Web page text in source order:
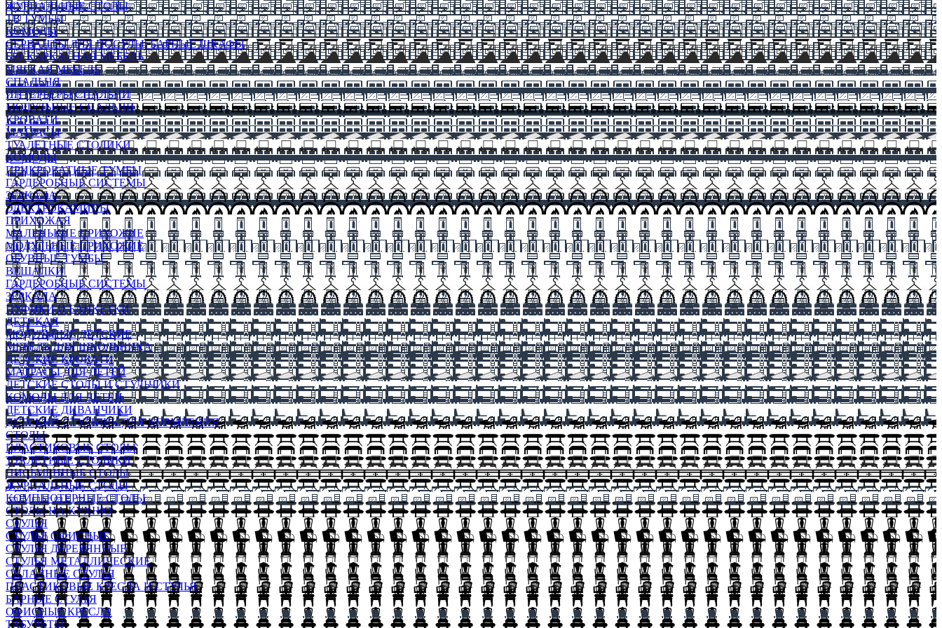
ЖУРНАЛЬНЫЕ СТОЛЫ
ТВ ТУМБЫ
КОМОДЫ
СЕРВАНТЫ ДЛЯ ПОСУДЫ, БАРНЫЕ ШКАФЫ
БЕСКАРКАСНАЯ МЕБЕЛЬ
МЯГКАЯ МЕБЕЛЬ
СПАЛЬНЯ
ИНТЕРЬЕРЫ СПАЛЬНИ
МОДУЛЬНЫЕ СПАЛЬНИ
КРОВАТИ
МАТРАСЫ
ТУАЛЕТНЫЕ СТОЛИКИ
КОМОДЫ
ПРИКРОВАТНЫЕ ТУМБЫ
ГАРДЕРОБНЫЕ СИСТЕМЫ
ЗЕРКАЛА
ЭЛЕКТРОКАМИНЫ
ПРИХОЖАЯ
МАЛЕНЬКИЕ ПРИХОЖИЕ
МОДУЛЬНЫЕ ПРИХОЖИЕ
ОБУВНЫЕ ТУМБЫ
ВЕШАЛКИ
ГАРДЕРОБНЫЕ СИСТЕМЫ
ЗЕРКАЛА
ПУФИКИ И БАНКЕТКИ
ДЕТСКАЯ
МОДУЛЬНЫЕ ДЕТСКИЕ
МЕБЕЛЬ ДЛЯ ШКОЛЬНИКА
ДЕТСКИЕ КРОВАТИ
МАТРАСЫ ДЛЯ ДЕТЕЙ
ДЕТСКИЕ СТОЛЫ И СТУЛЬЧИКИ
КОМОДЫ ДЛЯ ДЕТЕЙ
ДЕТСКИЕ ДИВАНЧИКИ
ДЕТСКИЙ СТУЛЬЧИК ДЛЯ КОРМЛЕНИЯ
СТОЛЫ
ПЛАСТИКОВЫЕ СТОЛЫ
ТУАЛЕТНЫЕ СТОЛИКИ
ПИСЬМЕННЫЕ СТОЛЫ
ЖУРНАЛЬНЫЕ СТОЛЫ
КОМПЬЮТЕРНЫЕ СТОЛЫ
СТОЛЫ НА КУХНЮ
СТУЛЬЯ
СТУЛЬЯ ОФИСНЫЕ
СТУЛЬЯ ДЕРЕВЯННЫЕ
СТУЛЬЯ МЕТАЛЛИЧЕСКИЕ
СКЛАДНЫЕ СТУЛЬЯ
ПЛАСТИКОВЫЕ КРЕСЛА И СТУЛЬЯ
БАРНЫЕ СТУЛЬЯ
ОФИСНЫЕ КРЕСЛА
ТАБУРЕТЫ